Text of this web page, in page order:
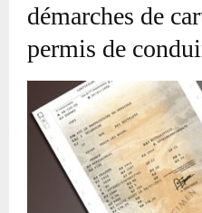
démarches de
permis de